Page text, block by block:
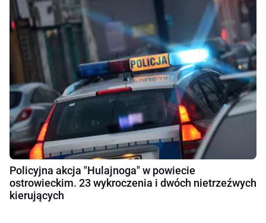
Policyjna akcja "Hulajnoga" w powiecie
ostrowieckim. 23 wykroczenia i dwóch nietrzeźwych
kierujących